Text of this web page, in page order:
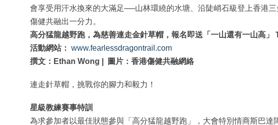
會享受用汗水換來的大滿足──山林環繞的水塘、沿陡峭石級登上香港
傷健共融出一分力。
高分猛龍越野跑，為慈善連走金針草帽， 報名即送「一山還有一山高」
活動網站： www.fearlessdragontrail.com
撰文：Ethan Wong | 圖片：香港傷健共融網絡
連走針草帽，挑戰你的腳力和毅力！
星級教練賽事特訓
為求參加者以最佳狀態參與「高分猛龍越野跑」，大會特別情商斯巴達